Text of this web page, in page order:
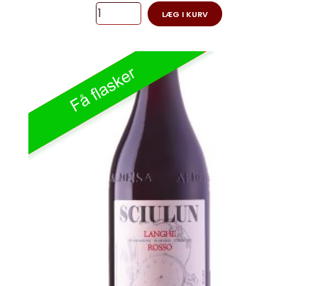
LÆG I KURV